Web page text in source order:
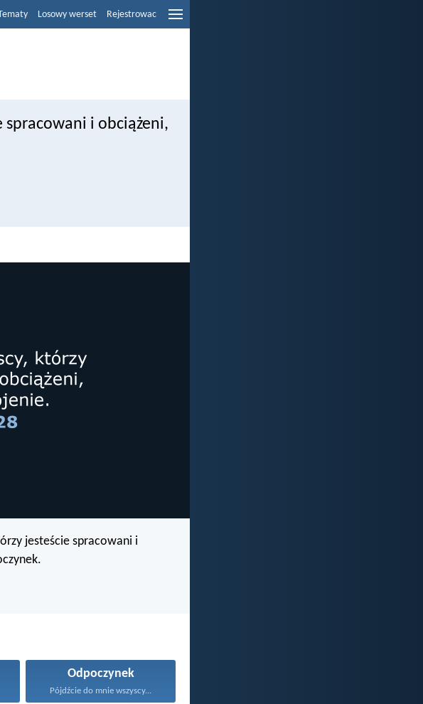
Losowy werset Rejestrowac
spracowani i obciążeni,
jesteście spracowani i
Odpoczynek
Pójdźcie do mnie wszyscy...